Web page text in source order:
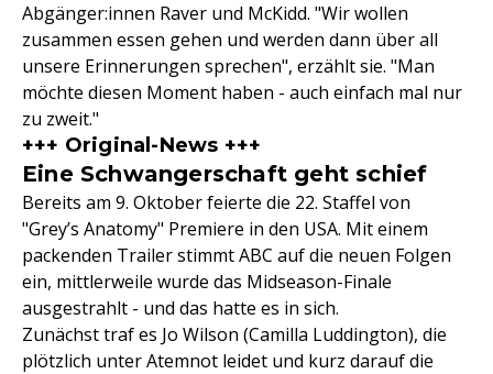
Abgänger:innen Raver und McKidd. "Wir wollen
zusammen essen gehen und werden dann über all
unsere Erinnerungen sprechen", erzählt sie. "Man
möchte diesen Moment haben - auch einfach mal nur
zu zweit."
+++ Original-News +++
Eine Schwangerschaft geht schief
Bereits am 9. Oktober feierte die 22. Staffel von
"Grey’s Anatomy" Premiere in den USA. Mit einem
packenden Trailer stimmt ABC auf die neuen Folgen
ein, mittlerweile wurde das Midseason-Finale
ausgestrahlt - und das hatte es in sich.
Zunächst traf es Jo Wilson (Camilla Luddington), die
plötzlich unter Atemnot leidet und kurz darauf die